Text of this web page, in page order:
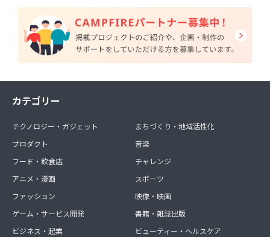
カテゴリー
テクノロジー・ガジェット
プロダクト
フード・飲食店
アニメ・漫画
ファッション
ゲーム・サービス開発
ビジネス・起業
まちづくり・地域活性化
音楽
チャレンジ
スポーツ
映像・映画
書籍・雑誌出版
ビューティー・ヘルスケア